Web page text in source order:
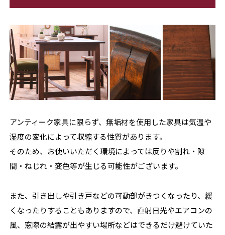
アンティーク家具に限らず、無垢材を使用した家具は気温や
湿度の変化によって収縮する性質があります。
そのため、お使いいただく環境によっては反りや割れ・隙
間・ねじれ・変色等が生じる可能性がございます。
また、引き出しや引き戸などの可動部がきつくなったり、緩
くなったりすることもありますので、直射日光やエアコンの
風、窓際の結露が出やすい場所などはできるだけ避けていた